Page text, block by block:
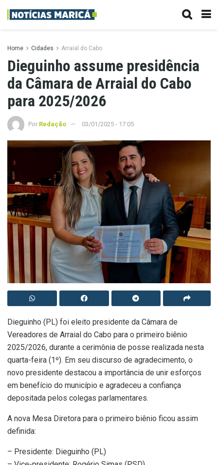
Home Cidades Arraial do Cabo
Dieguinho assume presidência
da Câmara de Arraial do Cabo
para 2025/2026
Por Redação 03/01/2025 - 17:05
Dieguinho (PL) foi eleito presidente da Câmara de
Vereadores de Arraial do Cabo para o primeiro biênio
2025/2026, durante a cerimônia de posse realizada nesta
quarta-feira (1º). Em seu discurso de agradecimento, o
novo presidente destacou a importância de unir esforços
em benefício do município e agradeceu a confiança
depositada pelos colegas parlamentares.
A nova Mesa Diretora para o primeiro biênio ficou assim
definida:
– Presidente: Dieguinho (PL)